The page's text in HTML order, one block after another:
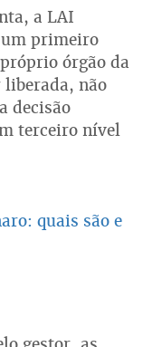
a LAI
um primeiro
órgão da
liberada, não
decisão
terceiro nível
quais são e